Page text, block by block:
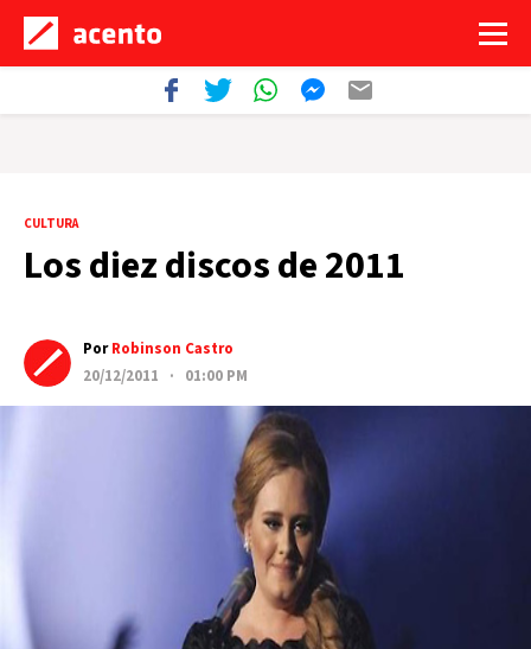
CULTURA
Los diez discos de 2011
PorRobinson Castro
20/12/2011 · 01:00 PM